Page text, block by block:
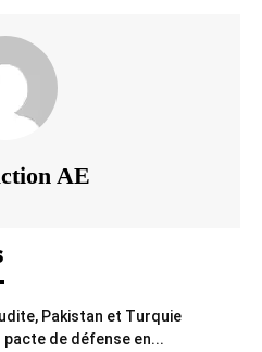
AE
Pakistan et Turquie
de défense en...